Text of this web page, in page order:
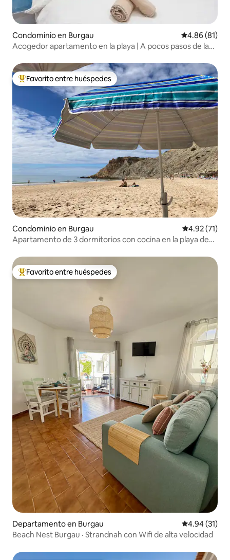
Condominio en Burgau Calificación
4.86 (81)
Acogedor apartamento en la playa | A pocos pasos de la
De los mejores en Favorito entre huéspedes
Favorito entre huéspedes
Condominio en Burgau Calificación
4.92 (71)
Apartamento de 3 dormitorios con cocina en la playa de
De los mejores en Favorito entre huéspedes
Favorito entre huéspedes
Departamento en Burgau Calificación
4.94 (31)
Beach Nest Burgau · Strandnah con Wifi de alta velocidad